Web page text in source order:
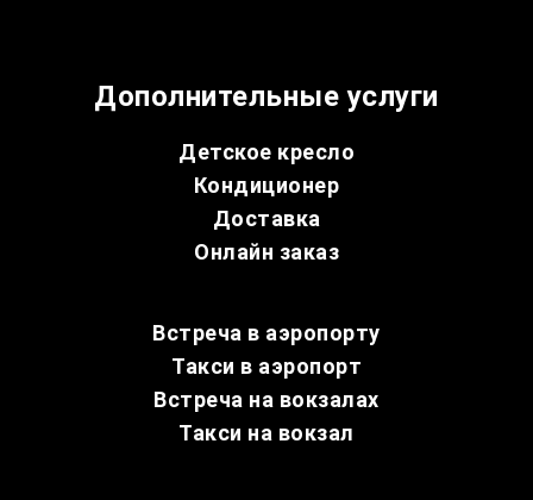
Дополнительные услуги
Детское кресло
Кондиционер
Доставка
Онлайн заказ
Встреча в аэропорту
Такси в аэропорт
Встреча на вокзалах
Такси на вокзал